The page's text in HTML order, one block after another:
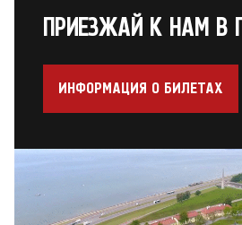
ПРИЕЗЖАЙ К НАМ В
ИНФОРМАЦИЯ О БИЛЕТАХ